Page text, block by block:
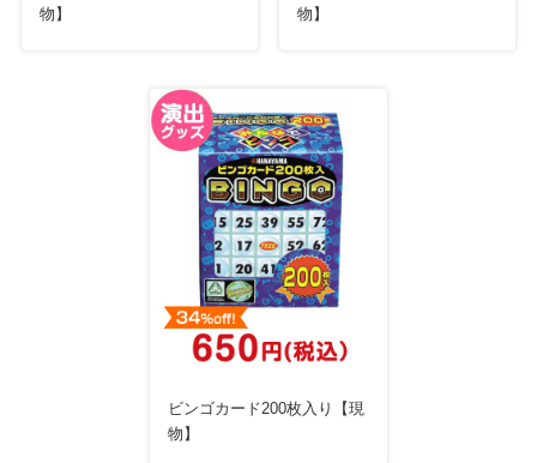
物】
物】
ビンゴカード200枚入り【現
物】